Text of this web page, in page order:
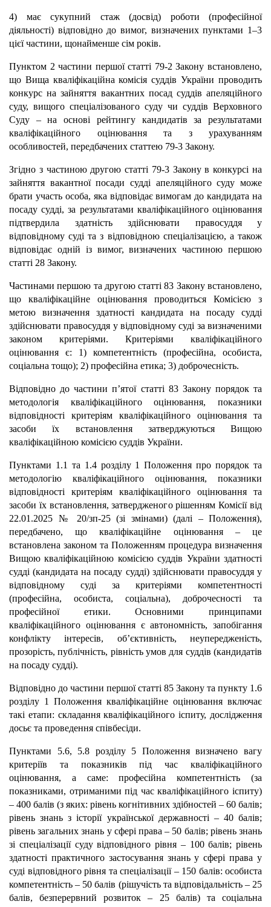
4) має сукупний стаж (досвід) роботи (професійної
діяльності) відповідно до вимог, визначених пунктами 1–3
цієї частини, щонайменше сім років.
Пунктом 2 частини першої статті 79-2 Закону встановлено,
що Вища кваліфікаційна комісія суддів України проводить
конкурс на зайняття вакантних посад суддів апеляційного
суду, вищого спеціалізованого суду чи суддів Верховного
Суду – на основі рейтингу кандидатів за результатами
кваліфікаційного оцінювання та з урахуванням
особливостей, передбачених статтею 79-3 Закону.
Згідно з частиною другою статті 79-3 Закону в конкурсі на
зайняття вакантної посади судді апеляційного суду може
брати участь особа, яка відповідає вимогам до кандидата на
посаду судді, за результатами кваліфікаційного оцінювання
підтвердила здатність здійснювати правосуддя у
відповідному суді та з відповідною спеціалізацією, а також
відповідає одній із вимог, визначених частиною першою
статті 28 Закону.
Частинами першою та другою статті 83 Закону встановлено,
що кваліфікаційне оцінювання проводиться Комісією з
метою визначення здатності кандидата на посаду судді
здійснювати правосуддя у відповідному суді за визначеними
законом критеріями. Критеріями кваліфікаційного
оцінювання є: 1) компетентність (професійна, особиста,
соціальна тощо); 2) професійна етика; 3) доброчесність.
Відповідно до частини п’ятої статті 83 Закону порядок та
методологія кваліфікаційного оцінювання, показники
відповідності критеріям кваліфікаційного оцінювання та
засоби їх встановлення затверджуються Вищою
кваліфікаційною комісією суддів України.
Пунктами 1.1 та 1.4 розділу 1 Положення про порядок та
методологію кваліфікаційного оцінювання, показники
відповідності критеріям кваліфікаційного оцінювання та
засоби їх встановлення, затвердженого рішенням Комісії від
22.01.2025 № 20/зп-25 (зі змінами) (далі – Положення),
передбачено, що кваліфікаційне оцінювання – це
встановлена законом та Положенням процедура визначення
Вищою кваліфікаційною комісією суддів України здатності
судді (кандидата на посаду судді) здійснювати правосуддя у
відповідному суді за критеріями компетентності
(професійна, особиста, соціальна), доброчесності та
професійної етики. Основними принципами
кваліфікаційного оцінювання є автономність, запобігання
конфлікту інтересів, об’єктивність, неупередженість,
прозорість, публічність, рівність умов для суддів (кандидатів
на посаду судді).
Відповідно до частини першої статті 85 Закону та пункту 1.6
розділу 1 Положення кваліфікаційне оцінювання включає
такі етапи: складання кваліфікаційного іспиту, дослідження
досьє та проведення співбесіди.
Пунктами 5.6, 5.8 розділу 5 Положення визначено вагу
критеріїв та показників під час кваліфікаційного
оцінювання, а саме: професійна компетентність (за
показниками, отриманими під час кваліфікаційного іспиту)
– 400 балів (з яких: рівень когнітивних здібностей – 60 балів;
рівень знань з історії української державності – 40 балів;
рівень загальних знань у сфері права – 50 балів; рівень знань
зі спеціалізації суду відповідного рівня – 100 балів; рівень
здатності практичного застосування знань у сфері права у
суді відповідного рівня та спеціалізації – 150 балів: особиста
компетентність – 50 балів (рішучість та відповідальність – 25
балів, безперервний розвиток – 25 балів) та соціальна